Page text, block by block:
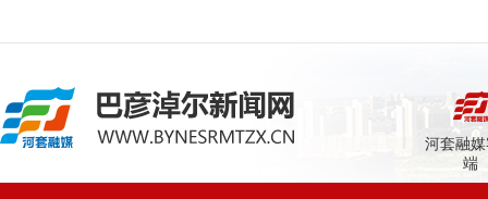
河套融
端